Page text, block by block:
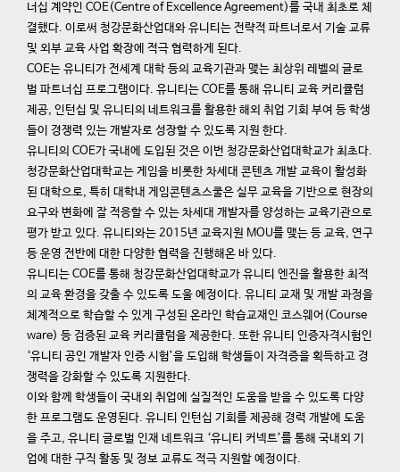
너십 계약인 COE(Centre of Excellence Agreement)를 국내 최초로 체
결했다. 이로써 청강문화산업대와 유니티는 전략적 파트너로서 기술 교류
및 외부 교육 사업 확장에 적극 협력하게 된다.
COE는 유니티가 전세계 대학 등의 교육기관과 맺는 최상위 레벨의 글로
벌 파트너십 프로그램이다. 유니티는 COE를 통해 유니티 교육 커리큘럼
제공, 인턴십 및 유니티의 네트워크를 활용한 해외 취업 기회 부여 등 학생
들이 경쟁력 있는 개발자로 성장할 수 있도록 지원 한다.
유니티의 COE가 국내에 도입된 것은 이번 청강문화산업대학교가 최초다.
청강문화산업대학교는 게임을 비롯한 차세대 콘텐츠 개발 교육이 활성화
된 대학으로, 특히 대학내 게임콘텐츠스쿨은 실무 교육을 기반으로 현장의
요구와 변화에 잘 적응할 수 있는 차세대 개발자를 양성하는 교육기관으로
평가 받고 있다. 유니티와는 2015년 교육지원 MOU를 맺는 등 교육, 연구
등 운영 전반에 대한 다양한 협력을 진행해온 바 있다.
유니티는 COE를 통해 청강문화산업대학교가 유니티 엔진을 활용한 최적
의 교육 환경을 갖출 수 있도록 도울 예정이다. 유니티 교재 및 개발 과정을
체계적으로 학습할 수 있게 구성된 온라인 학습교재인 코스웨어(Course
ware) 등 검증된 교육 커리큘럼을 제공한다. 또한 유니티 인증자격시험인
‘유니티 공인 개발자 인증 시험’을 도입해 학생들이 자격증을 획득하고 경
쟁력을 강화할 수 있도록 지원한다.
이와 함께 학생들이 국내외 취업에 실질적인 도움을 받을 수 있도록 다양
한 프로그램도 운영된다. 유니티 인턴십 기회를 제공해 경력 개발에 도움
을 주고, 유니티 글로벌 인재 네트워크 ‘유니티 커넥트’를 통해 국내외 기
업에 대한 구직 활동 및 정보 교류도 적극 지원할 예정이다.